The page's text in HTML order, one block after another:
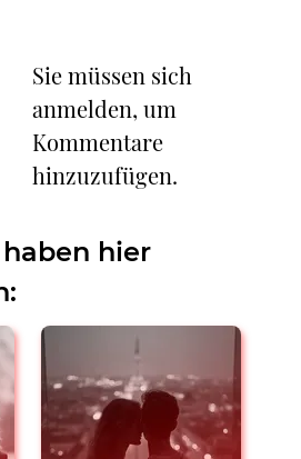
Sie müssen sich
anmelden, um
Kommentare
hinzuzufügen.
hier